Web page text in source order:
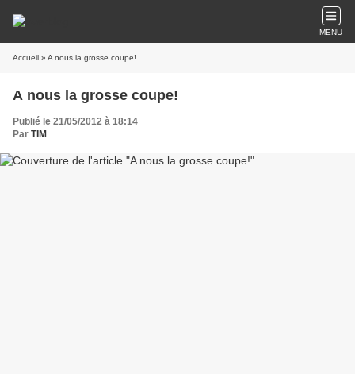
MENU
Accueil » A nous la grosse coupe!
A nous la grosse coupe!
Publié le 21/05/2012 à 18:14
Par TIM